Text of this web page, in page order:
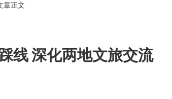
章正文
线 深化两地文旅交流